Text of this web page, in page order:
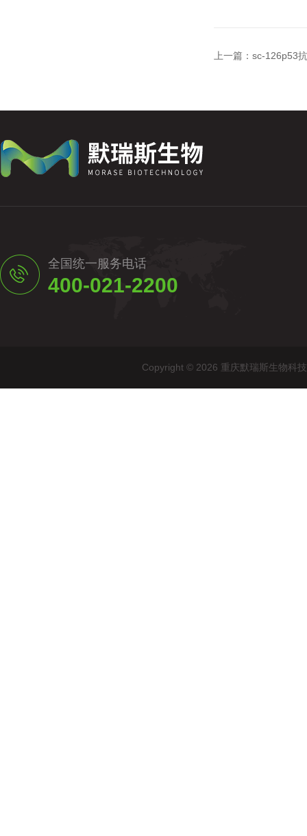
上一篇： sc-126p53
全国统一服务电话
400-021-2200
Copyright © 2026 重庆默瑞斯生物科